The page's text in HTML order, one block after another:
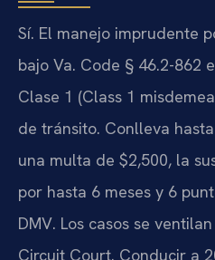
Sí. El manejo imprudente
bajo Va. Code § 46.2-862
Clase 1 (Class 1
de tránsito. Conlleva
una multa de $2,500, la
por hasta 6 meses y 6
DMV. Los casos se
Circuit Court. Conducir a